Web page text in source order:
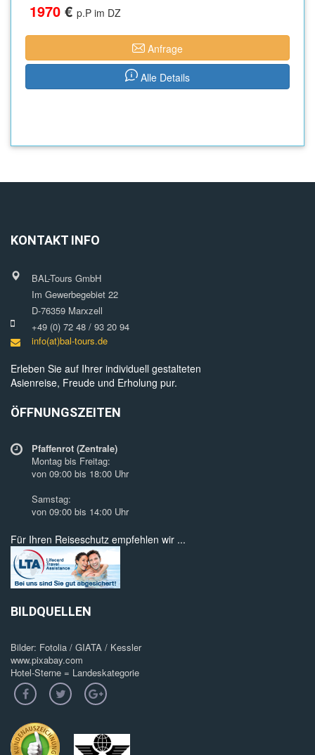
1970 € p.P im DZ
Anfrage
Alle Details
KONTAKT INFO
BAL-Tours GmbH
Im Gewerbegebiet 22
D-76359 Marxzell
+49 (0) 72 48 / 93 20 94
info(at)bal-tours.de
Erleben Sie auf Ihrer individuell gestalteten
Asienreise, Freude und Erholung pur.
ÖFFNUNGSZEITEN
Pfaffenrot (Zentrale)
Montag bis Freitag:
von 09:00 bis 18:00 Uhr
Samstag:
von 09:00 bis 14:00 Uhr
Für Ihren Reiseschutz empfehlen wir ...
BILDQUELLEN
Bilder: Fotolia / GIATA / Kessler
www.pixabay.com
Hotel-Sterne = Landeskategorie